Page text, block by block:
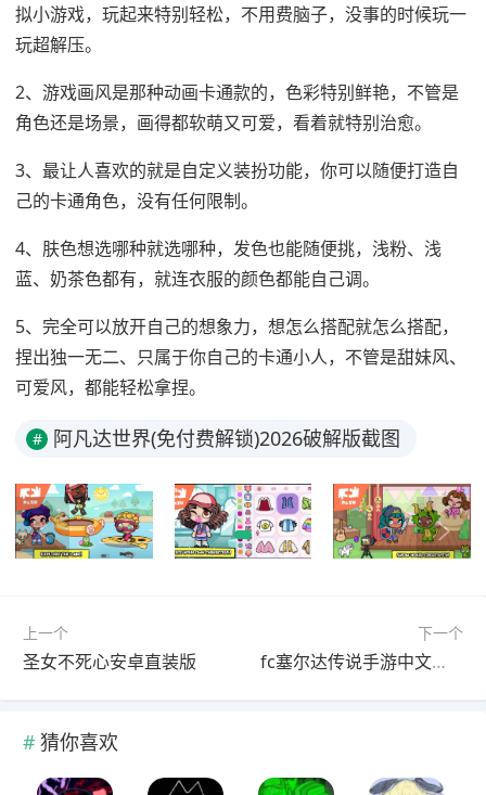
拟小游戏，玩起来特别轻松，不用费脑子，没事的时候玩一
玩超解压。
2、游戏画风是那种动画卡通款的，色彩特别鲜艳，不管是
角色还是场景，画得都软萌又可爱，看着就特别治愈。
3、最让人喜欢的就是自定义装扮功能，你可以随便打造自
己的卡通角色，没有任何限制。
4、肤色想选哪种就选哪种，发色也能随便挑，浅粉、浅
蓝、奶茶色都有，就连衣服的颜色都能自己调。
5、完全可以放开自己的想象力，想怎么搭配就怎么搭配，
捏出独一无二、只属于你自己的卡通小人，不管是甜妹风、
可爱风，都能轻松拿捏。
# 阿凡达世界(免付费解锁)2026破解版截图
上一个
圣女不死心安卓直装版
下一个
fc塞尔达传说手游中文联机版
猜你喜欢